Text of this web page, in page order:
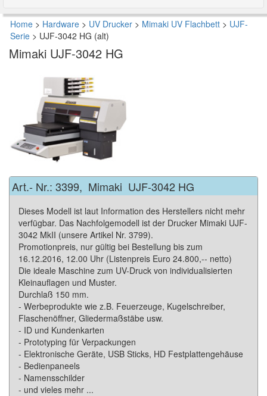
Home > Hardware > UV Drucker > Mimaki UV Flachbett > UJF-
Serie > UJF-3042 HG (alt)
Mimaki UJF-3042 HG
Art.- Nr.: 3399, Mimaki UJF-3042 HG
Dieses Modell ist laut Information des Herstellers nicht mehr
verfügbar. Das Nachfolgemodell ist der Drucker Mimaki UJF-
3042 MkII (unsere Artikel Nr. 3799).
Promotionpreis, nur gültig bei Bestellung bis zum
16.12.2016, 12.00 Uhr (Listenpreis Euro 24.800,-- netto)
Die ideale Maschine zum UV-Druck von individualisierten
Kleinauflagen und Muster.
Durchlaß 150 mm.
- Werbeprodukte wie z.B. Feuerzeuge, Kugelschreiber,
Flaschenöffner, Gliedermaßstäbe usw.
- ID und Kundenkarten
- Prototyping für Verpackungen
- Elektronische Geräte, USB Sticks, HD Festplattengehäuse
- Bedienpaneels
- Namensschilder
- und vieles mehr ...